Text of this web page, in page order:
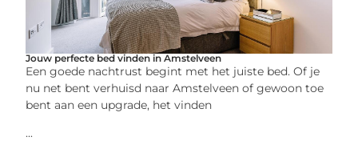
Jouw perfecte bed vinden in Amstelveen
Een goede nachtrust begint met het juiste bed. Of je
nu net bent verhuisd naar Amstelveen of gewoon toe
bent aan een upgrade, het vinden
...